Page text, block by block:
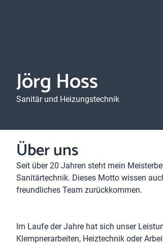
Jörg Hoss
Sanitär und Heizungstechnik
Über uns
Seit über 20 Jahren steht mein
Sanitärtechnik. Dieses Motto wissen
freundliches Team zurückkommen.
Im Laufe der Jahre hat sich unser
Klempnerarbeiten, Heiztechnik oder